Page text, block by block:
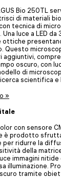
Bio 250TL
di materiali
tecnica di
Una luce a LED
ottiche
Questo
aggiuntivi,
oscuro, con
di
scientifica e
»
con sensore
è prodotto
per ridurre la
della
immagini nitide
illuminazione.
tramite